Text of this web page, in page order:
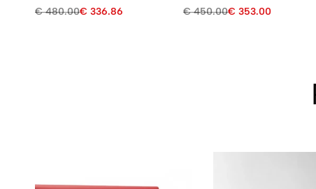
€480.00€ 336.86 €450.00€ 353.00